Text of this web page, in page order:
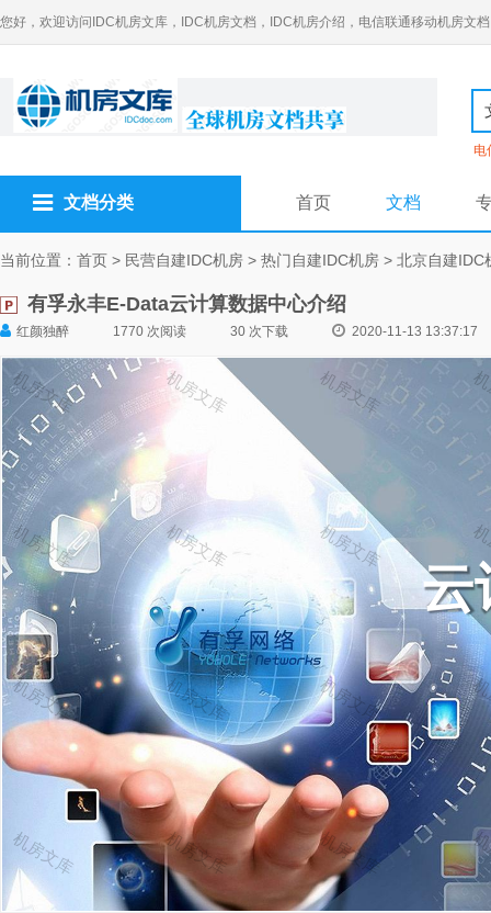
您好，欢迎访问IDC机房文库，IDC机房文档，IDC机房介绍，电信联通移动机房文档
电
文档分类 首页 文档
当前位置： 首页 > 民营自建IDC机房 > 热门自建IDC机房 > 北京自建IDC
有孚永丰E-Data云计算数据中心介绍
红颜独醉 1770 次阅读 30 次下载 2020-11-13 13:37:17